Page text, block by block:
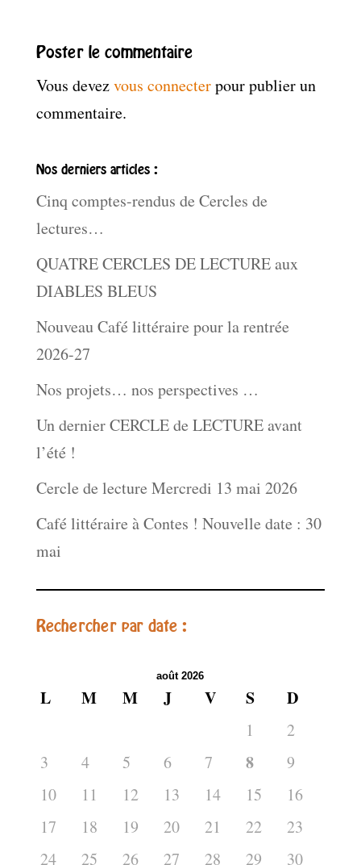
Poster le commentaire
Vous devezvous connecterpour publier un
commentaire.
Nos derniers articles :
Cinq comptes-rendus de Cercles de
lectures…
QUATRE CERCLES DE LECTURE aux
DIABLES BLEUS
Nouveau Café littéraire pour la rentrée
2026-27
Nos projets… nos perspectives …
Un dernier CERCLE de LECTURE avant
l’été !
Cercle de lecture Mercredi 13 mai 2026
Café littéraire à Contes ! Nouvelle date : 30
mai
Rechercher par date :
août 2026
L M M J V S D
1
2
3
4 5 6 7 8
9
10
11 12 13 14 15
16
17
18 19 20 21 22
23
24
25 26 27 28 29 30